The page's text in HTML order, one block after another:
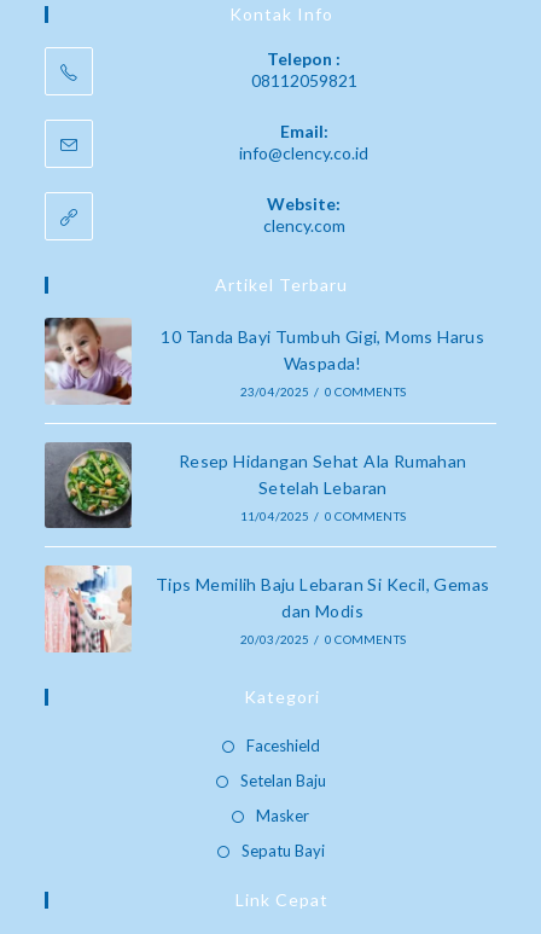
Kontak Info
Telepon :
08112059821
Email:
info@clency.co.id
Website:
clency.com
Artikel Terbaru
10 Tanda Bayi Tumbuh Gigi, Moms Harus
Waspada!
23/04/2025 / 0 COMMENTS
Resep Hidangan Sehat Ala Rumahan
Setelah Lebaran
11/04/2025 / 0 COMMENTS
Tips Memilih Baju Lebaran Si Kecil, Gemas
dan Modis
20/03/2025 / 0 COMMENTS
Kategori
Faceshield
Setelan Baju
Masker
Sepatu Bayi
Link Cepat